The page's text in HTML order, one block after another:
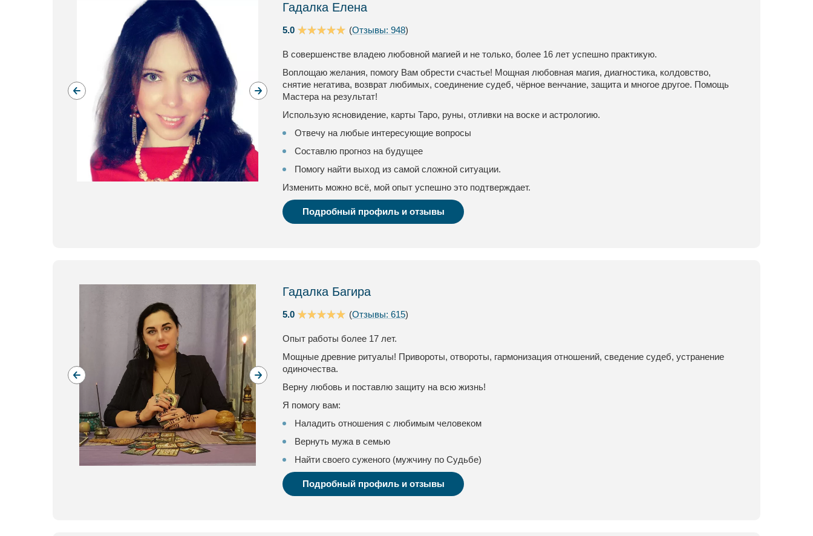
Гадалка Елена
5.0 (Отзывы: 948)
В совершенстве владею любовной магией и не только, более 16 лет успешно практикую.
Воплощаю желания, помогу Вам обрести счастье! Мощная любовная магия, диагностика, колдовство,
снятие негатива, возврат любимых, соединение судеб, чёрное венчание, защита и многое другое. Помощь
Мастера на результат!
Использую ясновидение, карты Таро, руны, отливки на воске и астрологию.
Отвечу на любые интересующие вопросы
Составлю прогноз на будущее
Помогу найти выход из самой сложной ситуации.
Изменить можно всё, мой опыт успешно это подтверждает.
Подробный профиль и отзывы
Гадалка Багира
5.0 (Отзывы: 615)
Опыт работы более 17 лет.
Мощные древние ритуалы! Привороты, отвороты, гармонизация отношений, сведение судеб, устранение
одиночества.
Верну любовь и поставлю защиту на всю жизнь!
Я помогу вам:
Наладить отношения с любимым человеком
Вернуть мужа в семью
Найти своего суженого (мужчину по Судьбе)
Подробный профиль и отзывы